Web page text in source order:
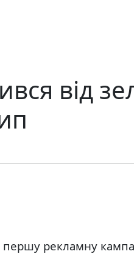
від
першу рекламну